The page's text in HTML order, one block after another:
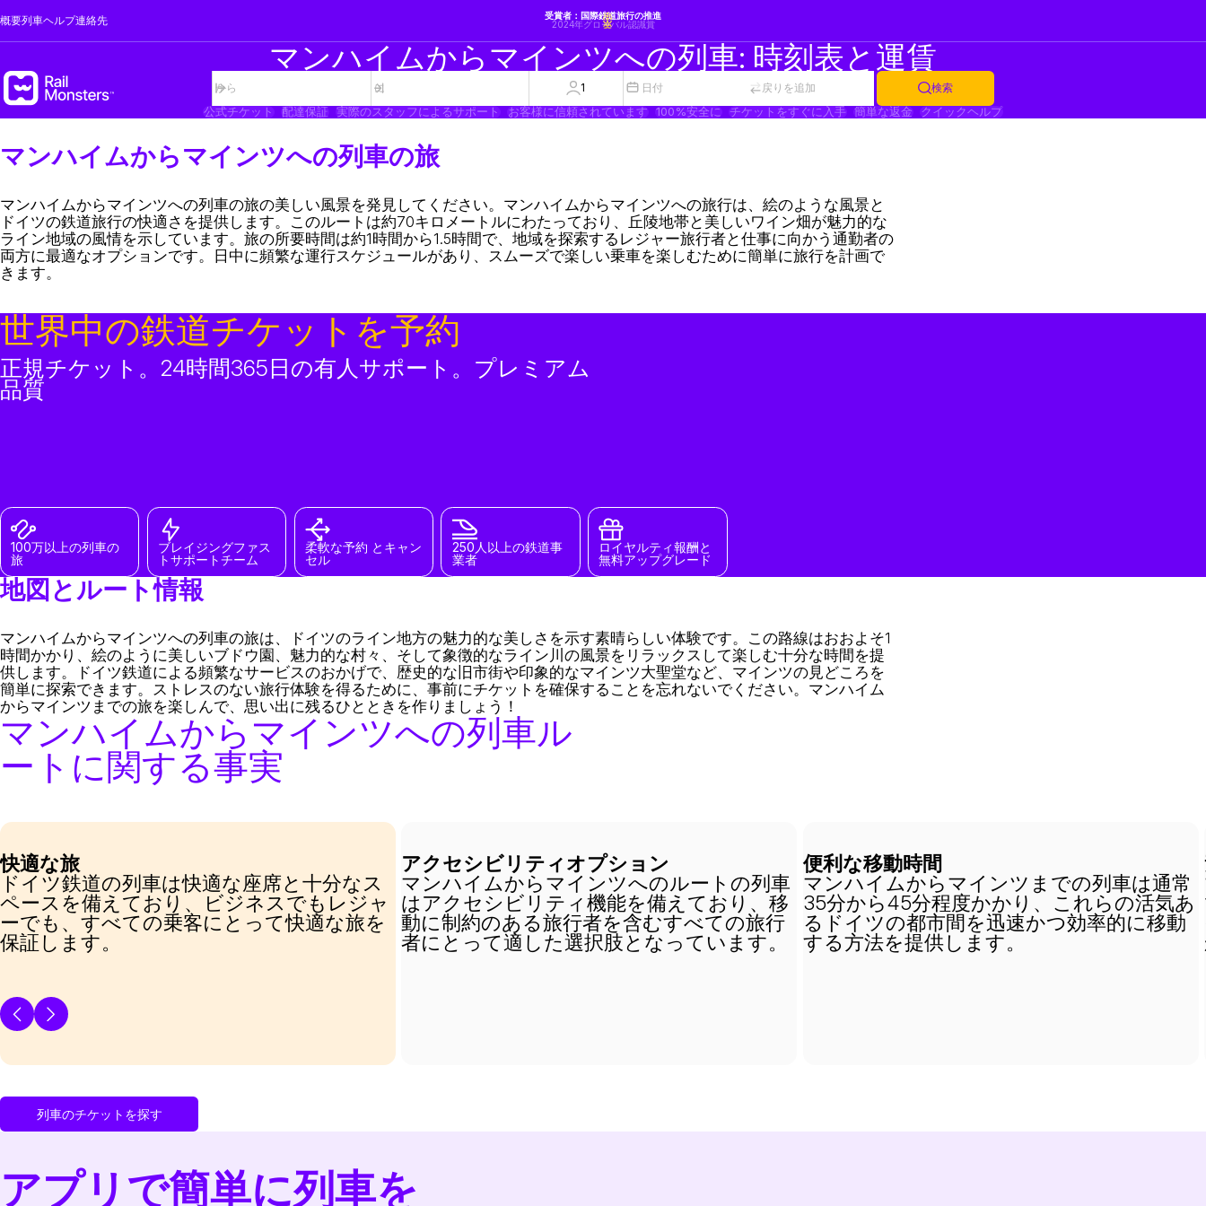
概要列車ヘルプ連絡先
受賞者：国際鉄道旅行の推進
2024年グローバル認識賞
マンハイムからマインツへの列車: 時刻表と運賃
1 日付 戻りを追加
検索
公式チケット
配達保証 実際のスタッフによるサポート お客様に信頼されています 100%安全に チケットをすぐに入手 簡単な返金 クイックヘルプ
マンハイムからマインツへの列車の旅
マンハイムからマインツへの列車の旅の美しい風景を発見してください。マンハイムからマインツへの旅行は、絵のような風景と
ドイツの鉄道旅行の快適さを提供します。このルートは約70キロメートルにわたっており、丘陵地帯と美しいワイン畑が魅力的な
ライン地域の風情を示しています。旅の所要時間は約1時間から1.5時間で、地域を探索するレジャー旅行者と仕事に向かう通勤者の
両方に最適なオプションです。日中に頻繁な運行スケジュールがあり、スムーズで楽しい乗車を楽しむために簡単に旅行を計画で
きます。
世界中の鉄道チケットを予約
正規チケット。24時間365日の有人サポート。プレミアム
品質
100万以上の列車の
旅
ブレイジングファス
トサポートチーム
柔軟な予約 とキャン
セル
250人以上の鉄道事
業者
ロイヤルティ報酬と
無料アップグレード
地図とルート情報
マンハイムからマインツへの列車の旅は、ドイツのライン地方の魅力的な美しさを示す素晴らしい体験です。この路線はおおよそ1
時間かかり、絵のように美しいブドウ園、魅力的な村々、そして象徴的なライン川の風景をリラックスして楽しむ十分な時間を提
供します。ドイツ鉄道による頻繁なサービスのおかげで、歴史的な旧市街や印象的なマインツ大聖堂など、マインツの見どころを
簡単に探索できます。ストレスのない旅行体験を得るために、事前にチケットを確保することを忘れないでください。マンハイム
からマインツまでの旅を楽しんで、思い出に残るひとときを作りましょう！
マンハイムからマインツへの列車ル
ートに関する事実
快適な旅
ドイツ鉄道の列車は快適な座席と十分なス
ペースを備えており、ビジネスでもレジャ
ーでも、すべての乗客にとって快適な旅を
保証します。
アクセシビリティオプション
マンハイムからマインツへのルートの列車
はアクセシビリティ機能を備えており、移
動に制約のある旅行者を含むすべての旅行
者にとって適した選択肢となっています。
便利な移動時間
マンハイムからマインツまでの列車は通常
35分から45分程度かかり、これらの活気あ
るドイツの都市間を迅速かつ効率的に移動
する方法を提供します。
列車のチケットを探す
アプリで簡単に列車を